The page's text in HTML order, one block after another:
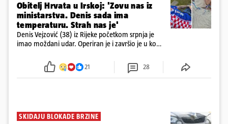
Obitelj Hrvata u Irskoj: 'Zovu nas iz
ministarstva. Denis sada ima
temperaturu. Strah nas je'
Denis Vejzović (38) iz Rijeke početkom srpnja je
imao moždani udar. Operiran je i završio je u komi.
tamošnji liječnici ne vjeruju u oporavak: 'Imamo
21 28
SKIDAJU BLOKADE BRZINE